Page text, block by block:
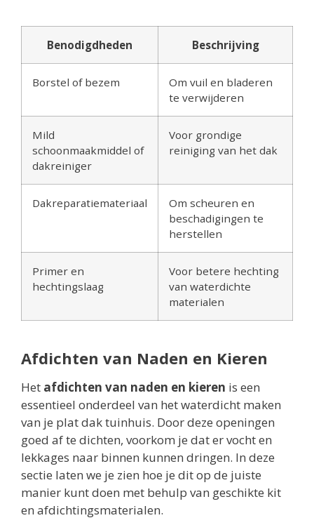
Benodigdheden Beschrijving
Borstel of bezem
Om vuil en bladeren
te verwijderen
Mild
schoonmaakmiddel of
dakreiniger
Voor grondige
reiniging van het dak
Dakreparatiemateriaal
Om scheuren en
beschadigingen te
herstellen
Primer en
hechtingslaag
Voor betere hechting
van waterdichte
materialen
Afdichten van Naden en Kieren
Het afdichten van naden en kieren is een
essentieel onderdeel van het waterdicht maken
van je plat dak tuinhuis. Door deze openingen
goed af te dichten, voorkom je dat er vocht en
lekkages naar binnen kunnen dringen. In deze
sectie laten we je zien hoe je dit op de juiste
manier kunt doen met behulp van geschikte kit
en afdichtingsmaterialen.